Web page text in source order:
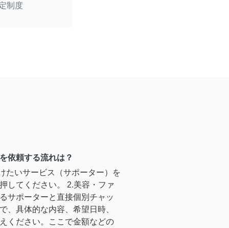
制度
依頼する流れは？
たいサービス（サポーター）を
してください。 2.美容・ファ
サポーターと直接個別チャッ
、具体的な内容、希望日時、
ください。ここで金額などの